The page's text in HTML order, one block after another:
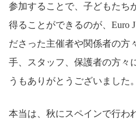
参加することで、子どもたち
得ることができるのが、Euro
ださった主催者や関係者の方
手、スタッフ、保護者の方々
うもありがとうございました。
本当は、秋にスペインで行わ